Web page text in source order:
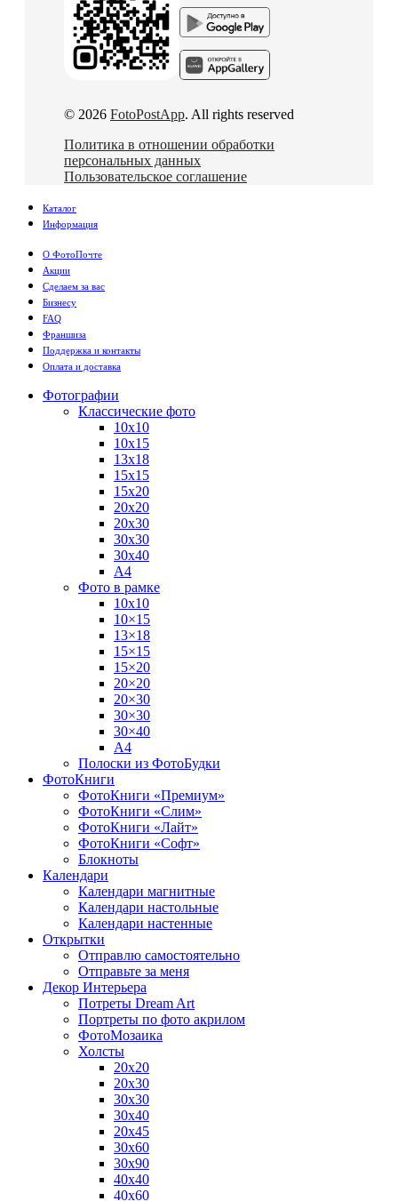
© 2026 FotoPostApp. All rights reserved
Политика в отношении обработки
персональных данных
Пользовательское соглашение
Каталог
Информация
О ФотоПочте
Акции
Сделаем за вас
Бизнесу
FAQ
Франшиза
Поддержка и контакты
Оплата и доставка
Фотографии
Классические фото
10х10
10х15
13х18
15х15
15х20
20х20
20х30
30х30
30х40
А4
Фото в рамке
10х10
10×15
13×18
15×15
15×20
20×20
20×30
30×30
30×40
A4
Полоски из ФотоБудки
ФотоКниги
ФотоКниги «Премиум»
ФотоКниги «Слим»
ФотоКниги «Лайт»
ФотоКниги «Софт»
Блокноты
Календари
Календари магнитные
Календари настольные
Календари настенные
Открытки
Отправлю самостоятельно
Отправьте за меня
Декор Интерьера
Потреты Dream Art
Портреты по фото акрилом
ФотоМозаика
Холсты
20х20
20х30
30х30
30х40
20х45
30х60
30х90
40х40
40х60